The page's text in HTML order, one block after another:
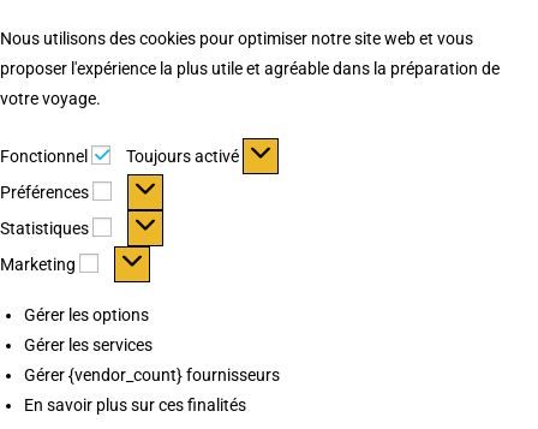
Nous utilisons des cookies pour optimiser notre site web et vous
proposer l'expérience la plus utile et agréable dans la préparation de
votre voyage.
Fonctionnel Fonctionnel
Toujours activé
Préférences
Préférences
Statistiques Statistiques
Marketing Marketing
Gérer les options
Gérer les services
Gérer {vendor_count} fournisseurs
En savoir plus sur ces finalités